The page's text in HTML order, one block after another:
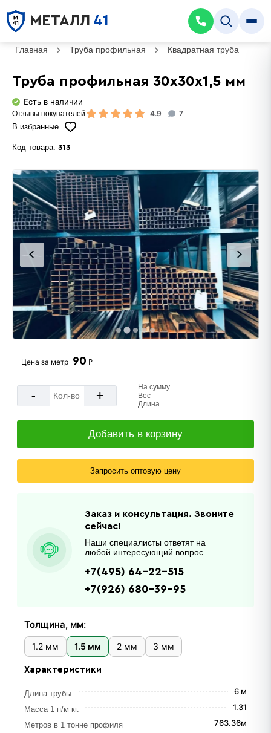
МЕТАЛЛ 41
Главная Труба профильная Квадратная труба
Труба профильная 30х30х1,5 мм
Есть в наличии
Отзывы покупателей 4.9 7
В избранные
Код товара: 313
Толщина, мм:
1.2 мм 1.5 мм 2 мм 3 мм
Характеристики
Длина трубы 6 м
Масса 1 п/м кг. 1.31
Метров в 1 тонне профиля 763.36м
Цена за метр 90 ₽
- +
На сумму
Вес
Длина
Добавить в корзину
Запросить оптовую цену
Заказ и консультация. Звоните
сейчас!
Наши специалисты ответят на
любой интересующий вопрос
+7(495) 64-22-515
+7(926) 680-39-95